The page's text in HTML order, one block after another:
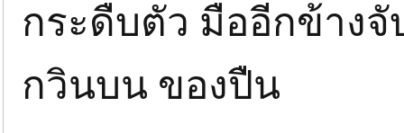
กระดืบตัว มืออีกข้าง
กวินบน ของปืน